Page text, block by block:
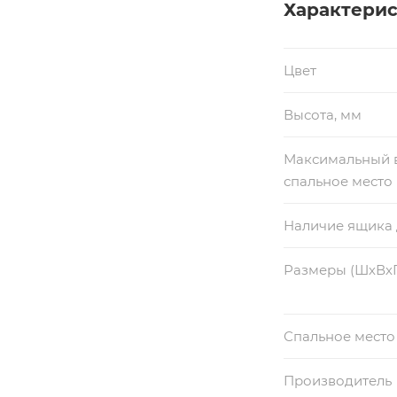
Механизм
занимает
Цвет
Высота, мм
Максимальный
спальное место
Наличие ящика
Размеры
Спальное место
Производитель